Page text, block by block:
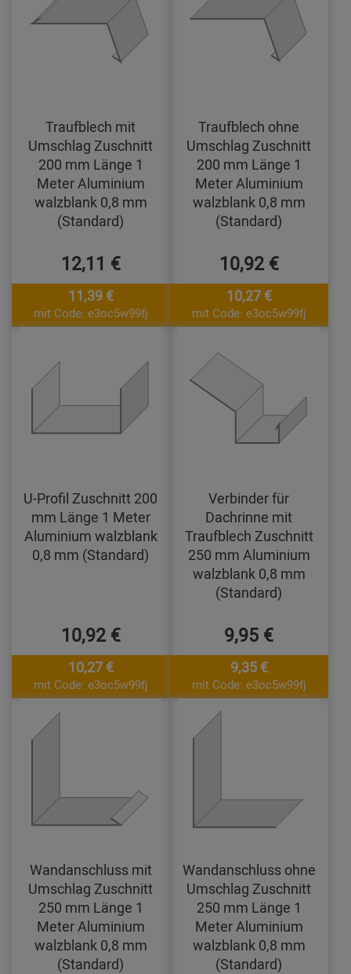
Traufblech mit
Umschlag Zuschnitt
200 mm Länge 1
Meter Aluminium
walzblank 0,8 mm
(Standard)
12,11 €
11,39 €
mit Code: e3oc5w99fj
Traufblech ohne
Umschlag Zuschnitt
200 mm Länge 1
Meter Aluminium
walzblank 0,8 mm
(Standard)
10,92 €
10,27 €
mit Code: e3oc5w99fj
U-Profil Zuschnitt 200
mm Länge 1 Meter
Aluminium walzblank
0,8 mm (Standard)
10,92 €
10,27 €
mit Code: e3oc5w99fj
Verbinder für
Dachrinne mit
Traufblech Zuschnitt
250 mm Aluminium
walzblank 0,8 mm
(Standard)
9,95 €
9,35 €
mit Code: e3oc5w99fj
Wandanschluss mit
Umschlag Zuschnitt
250 mm Länge 1
Meter Aluminium
walzblank 0,8 mm
(Standard)
Wandanschluss ohne
Umschlag Zuschnitt
250 mm Länge 1
Meter Aluminium
walzblank 0,8 mm
(Standard)